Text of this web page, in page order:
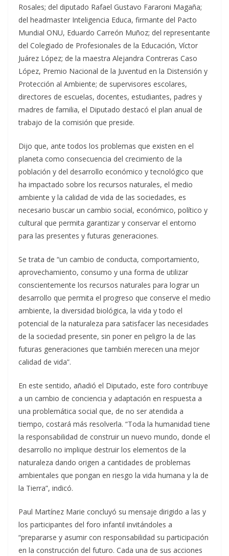
Rosales; del diputado Rafael Gustavo Fararoni Magaña;
del headmaster Inteligencia Educa, firmante del Pacto
Mundial ONU, Eduardo Carreón Muñoz; del representante
del Colegiado de Profesionales de la Educación, Víctor
Juárez López; de la maestra Alejandra Contreras Caso
López, Premio Nacional de la Juventud en la Distensión y
Protección al Ambiente; de supervisores escolares,
directores de escuelas, docentes, estudiantes, padres y
madres de familia, el Diputado destacó el plan anual de
trabajo de la comisión que preside.
Dijo que, ante todos los problemas que existen en el
planeta como consecuencia del crecimiento de la
población y del desarrollo económico y tecnológico que
ha impactado sobre los recursos naturales, el medio
ambiente y la calidad de vida de las sociedades, es
necesario buscar un cambio social, económico, político y
cultural que permita garantizar y conservar el entorno
para las presentes y futuras generaciones.
Se trata de “un cambio de conducta, comportamiento,
aprovechamiento, consumo y una forma de utilizar
conscientemente los recursos naturales para lograr un
desarrollo que permita el progreso que conserve el medio
ambiente, la diversidad biológica, la vida y todo el
potencial de la naturaleza para satisfacer las necesidades
de la sociedad presente, sin poner en peligro la de las
futuras generaciones que también merecen una mejor
calidad de vida”.
En este sentido, añadió el Diputado, este foro contribuye
a un cambio de conciencia y adaptación en respuesta a
una problemática social que, de no ser atendida a
tiempo, costará más resolverla. “Toda la humanidad tiene
la responsabilidad de construir un nuevo mundo, donde el
desarrollo no implique destruir los elementos de la
naturaleza dando origen a cantidades de problemas
ambientales que pongan en riesgo la vida humana y la de
la Tierra”, indicó.
Paul Martínez Marie concluyó su mensaje dirigido a las y
los participantes del foro infantil invitándoles a
“prepararse y asumir con responsabilidad su participación
en la construcción del futuro. Cada una de sus acciones